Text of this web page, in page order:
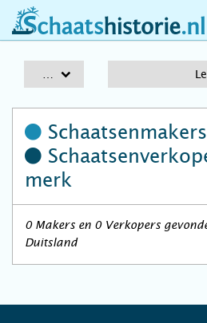
schaatshistorie.nl
Schaatsenmakers |
merk
0 Makers en 0 Verkopers
Duitsland